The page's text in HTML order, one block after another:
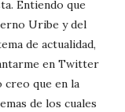
Entiendo que
Uribe y del
de actualidad,
en Twitter
creo que en la
de los cuales